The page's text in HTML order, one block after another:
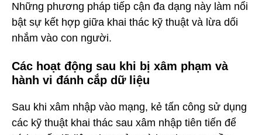
Những phương pháp tiếp cận đa dạng này làm nổi
bật sự kết hợp giữa khai thác kỹ thuật và lừa dối
nhắm vào con người.
Các hoạt động sau khi bị xâm phạm và
hành vi đánh cắp dữ liệu
Sau khi xâm nhập vào mạng, kẻ tấn công sử dụng
các kỹ thuật khai thác sau xâm nhập tiên tiến để